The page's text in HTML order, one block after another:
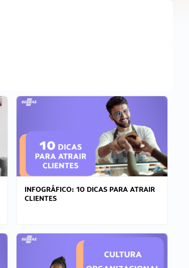
INFOGRÁFICO: 10 DICAS PARA ATRAIR
CLIENTES